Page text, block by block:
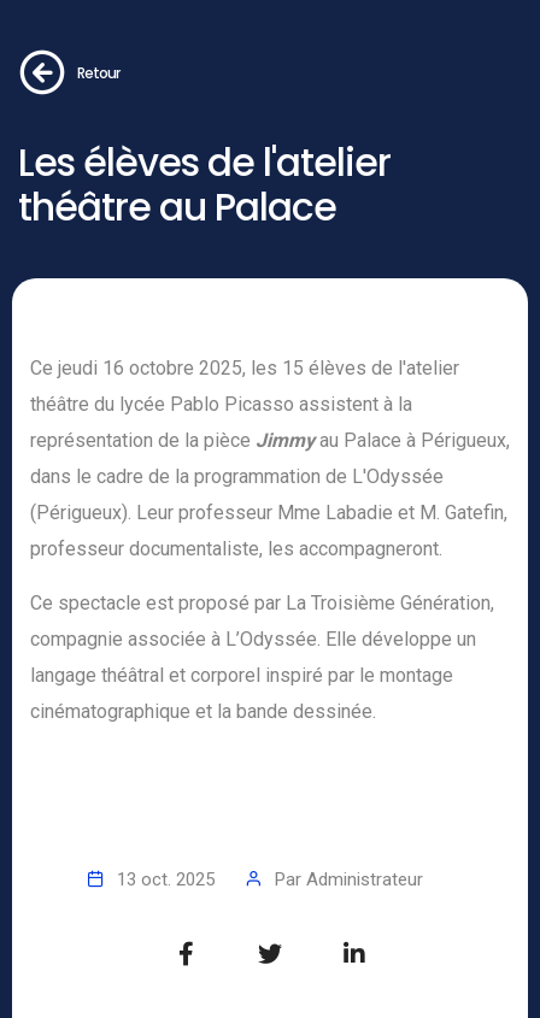
Retour
Les élèves de l'atelier
théâtre au Palace
Ce jeudi 16 octobre 2025, les 15 élèves de l'atelier
théâtre du lycée Pablo Picasso assistent à la
représentation de la pièce Jimmyau Palace à Périgueux,
dans le cadre de la programmation de L'Odyssée
(Périgueux). Leur professeur Mme Labadie et M. Gatefin,
professeur documentaliste, les accompagneront.
Ce spectacle est proposé par La Troisième Génération,
compagnie associée à L’Odyssée. Elle développe un
langage théâtral et corporel inspiré par le montage
cinématographique et la bande dessinée.
13 oct. 2025 Par Administrateur